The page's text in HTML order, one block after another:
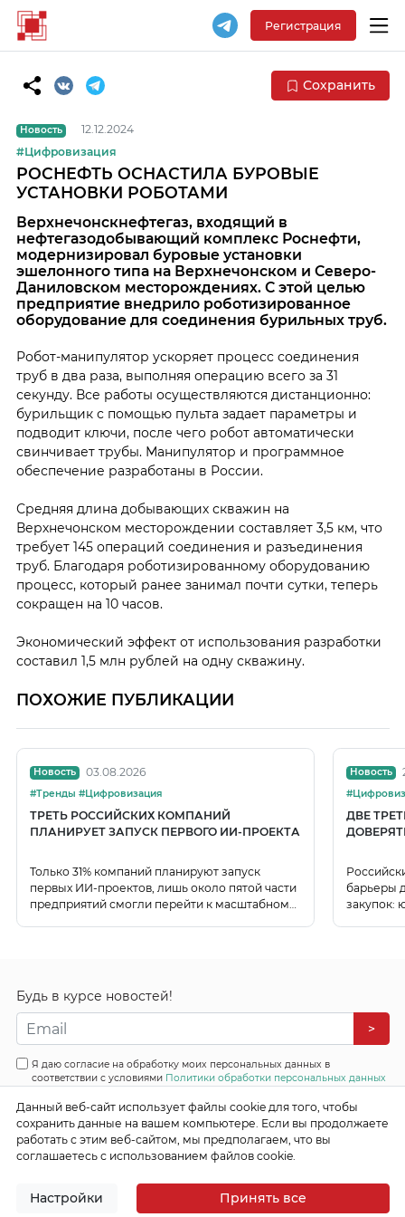
Регистрация
Сохранить
Новость
12.12.2024
#Цифровизация
РОСНЕФТЬ ОСНАСТИЛА БУРОВЫЕ
УСТАНОВКИ РОБОТАМИ
Верхнечонскнефтегаз, входящий в
нефтегазодобывающий комплекс Роснефти,
модернизировал буровые установки
эшелонного типа на Верхнечонском и Северо-
Даниловском месторождениях. С этой целью
предприятие внедрило роботизированное
оборудование для соединения бурильных труб.
Робот-манипулятор ускоряет процесс соединения
труб в два раза, выполняя операцию всего за 31
секунду. Все работы осуществляются дистанционно:
бурильщик с помощью пульта задает параметры и
подводит ключи, после чего робот автоматически
свинчивает трубы. Манипулятор и программное
обеспечение разработаны в России.
Средняя длина добывающих скважин на
Верхнечонском месторождении составляет 3,5 км, что
требует 145 операций соединения и разъединения
труб. Благодаря роботизированному оборудованию
процесс, который ранее занимал почти сутки, теперь
сокращен на 10 часов.
Экономический эффект от использования разработки
составил 1,5 млн рублей на одну скважину.
ПОХОЖИЕ ПУБЛИКАЦИИ
Новость 03.08.2026
#Тренды #Цифровизация
ТРЕТЬ РОССИЙСКИХ КОМПАНИЙ
ПЛАНИРУЕТ ЗАПУСК ПЕРВОГО ИИ-ПРОЕКТА
Только 31% компаний планируют запуск
первых ИИ-проектов, лишь около пятой части
предприятий смогли перейти к масштабному
Новость
ДВЕ
барьеры
закупок:
Будь в курсе новостей!
>
Я даю согласие на обработку моих персональных данных в
соответствии с условиями Политики обработки персональных данных
Все права защищены
© 2026 Эффективные бизнес системы
Данный веб-сайт использует файлы cookie для того, чтобы
сохранить данные на вашем компьютере. Если вы продолжаете
работать с этим веб-сайтом, мы предполагаем, что вы
соглашаетесь с использованием файлов cookie.
Настройки Принять все